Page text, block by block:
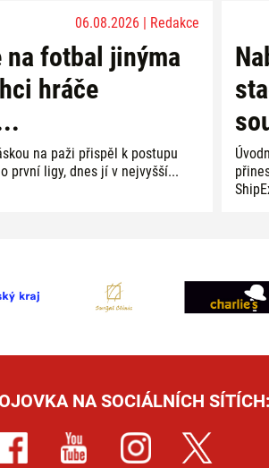
06.08.2026 | Redakce
na fotbal jinýma
hráče
na paži přispěl k postupu
první ligy, dnes jí v nejvyšší...
NA SOCIÁLNÍCH SÍTÍCH: